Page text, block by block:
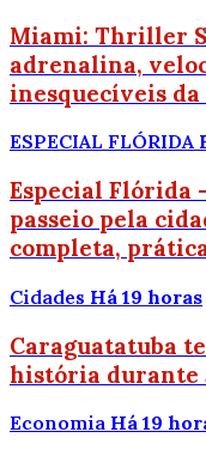
Miami: Thriller
adrenalina,
inesquecíveis da
ESPECIAL FLÓRIDA
Especial Flórida
passeio pela
completa,
Cidades Há 19 horas
Caraguatatuba
história durante
Economia Há 19